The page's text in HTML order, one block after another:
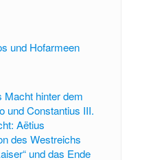
und Hofarmeen
Macht hinter dem
und Constantius III.
Aëtius
des Westreichs
und das Ende